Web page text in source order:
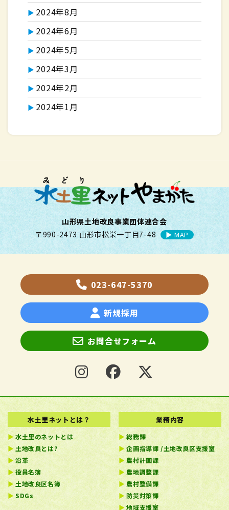
2024年8月
2024年6月
2024年5月
2024年3月
2024年2月
2024年1月
山形県土地改良事業団体連合会
〒990-2473 山形市松栄一丁目7-48
▶︎ MAP
023-647-5370
新規採用
お問合せフォーム
水土里ネットとは？
水土里のネットとは
土地改良とは?
沿革
役員名簿
土地改良区名簿
SDGs
業務内容
総務課
企画指導課 /土地改良区支援室
農村計画課
農地調整課
農村整備課
防災対策課
地域支援室